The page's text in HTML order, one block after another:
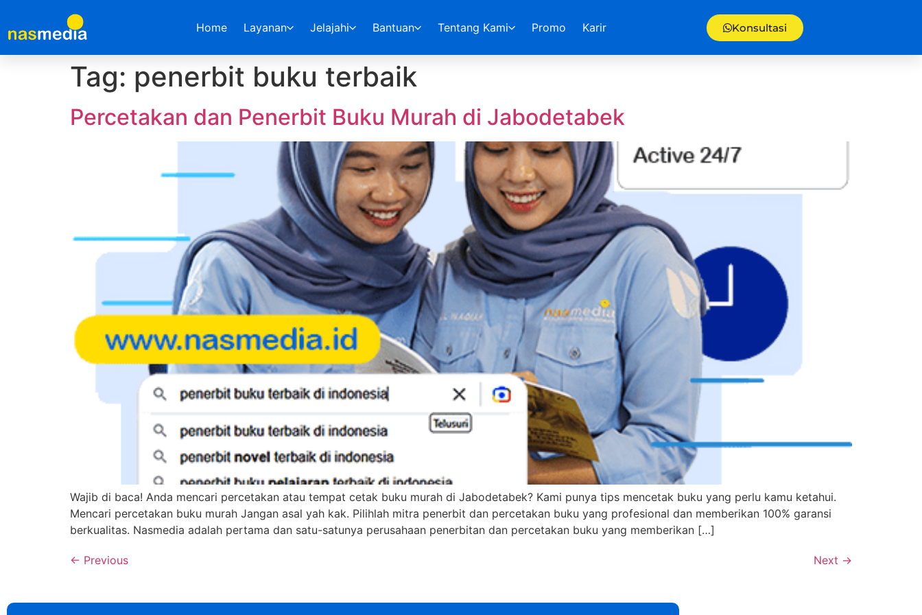
Home Layanan Jelajahi Bantuan Tentang Kami Promo Karir Konsultasi
Tag: penerbit buku terbaik
Percetakan dan Penerbit Buku Murah di Jabodetabek
Wajib di baca! Anda mencari percetakan atau tempat cetak buku murah di Jabodetabek? Kami punya tips mencetak buku yang perlu kamu ketahui.
Mencari percetakan buku murah Jangan asal yah kak. Pilihlah mitra penerbit dan percetakan buku yang profesional dan memberikan 100% garansi
berkualitas. Nasmedia adalah pertama dan satu-satunya perusahaan penerbitan dan percetakan buku yang memberikan […]
← Previous Next →